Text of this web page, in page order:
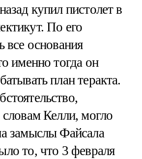
купил пистолет в
По его
все основания
именно тогда он
план теракта.
Келли, могло
замыслы Файсала
то, что 3 февраля